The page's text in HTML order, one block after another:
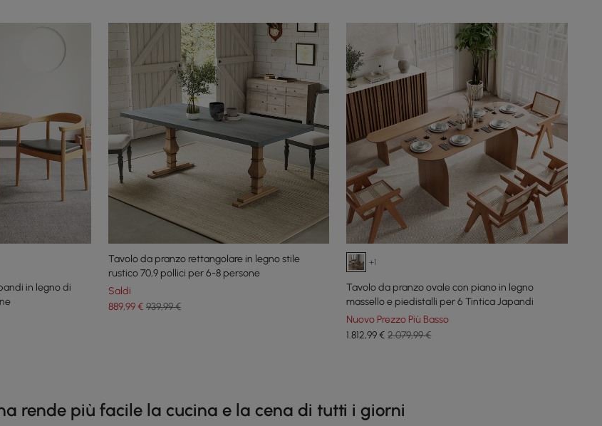
in legno di
Tavolo da pranzo rettangolare in legno stile
rustico 70,9 pollici per 6-8 persone
Saldi
889,99€ 939,99 €
+1
Tavolo da pranzo ovale con piano in legno
massello e piedistalli per 6 Tintica Japandi
Nuovo Prezzo Più Basso
1.812,99€ 2.079,99 €
rende più facile la cucina e la cena di tutti i giorni